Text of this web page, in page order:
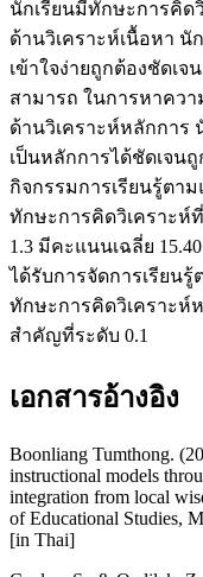
นักเรียนมีทักษะการคิด
ด้านวิเคราะห์เนื้อหา
เข้าใจง่ายถูกต้องชัดเ
สามารถ ในการหาคว
ด้านวิเคราะห์หลักการ
เป็นหลักการได้ชัดเจน
กิจกรรมการเรียนรู้ตา
ทักษะการคิดวิเคราะห์
1.3 มีคะแนนเฉลี่ย
ได้รับการจัดการเรียน
ทักษะการคิดวิเคราะห์
สำคัญที่ระดับ 0.1
เอกสารอ้างอิง
Boonliang Tumthong.
instructional models
integration from local
of Educational Studies,
[in Thai]